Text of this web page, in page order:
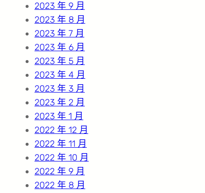
2023 年 9 月
2023 年 8 月
2023 年 7 月
2023 年 6 月
2023 年 5 月
2023 年 4 月
2023 年 3 月
2023 年 2 月
2023 年 1 月
2022 年 12 月
2022 年 11 月
2022 年 10 月
2022 年 9 月
2022 年 8 月